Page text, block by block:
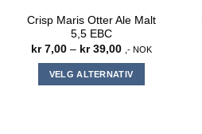
Crisp Maris Otter Ale Malt
5,5 EBC
kr7,00 – kr39,00Prisområde:
til
kr 39,00
,- NOK
VELG ALTERNATIV